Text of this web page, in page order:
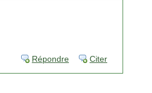
Répondre Citer